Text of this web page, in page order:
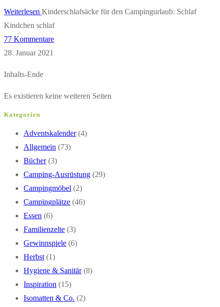
Weiterlesen Kinderschlafsäcke für den Campingurlaub: Schlaf
Kindchen schlaf
77 Kommentare
28. Januar 2021
Inhalts-Ende
Es existieren keine weiteren Seiten
Kategorien
Adventskalender (4)
Allgemein (73)
Bücher (3)
Camping-Ausrüstung (29)
Campingmöbel (2)
Campingplätze (46)
Essen (6)
Familienzelte (3)
Gewinnspiele (6)
Herbst (1)
Hygiene & Sanitär (8)
Inspiration (15)
Isomatten & Co. (2)